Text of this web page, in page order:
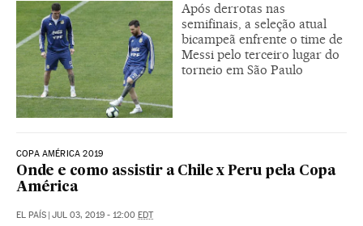
Após derrotas nas
semifinais, a seleção atual
bicampeã enfrente o time de
Messi pelo terceiro lugar do
torneio em São Paulo
COPA AMÉRICA 2019
Onde e como assistir a Chile x Peru pela Copa
América
EL PAÍS | JUL 03, 2019 - 12:00 EDT